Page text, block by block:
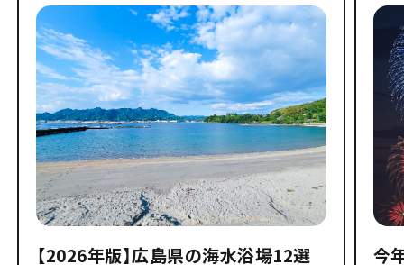
【2026年版】広島県の海水浴場12選
今